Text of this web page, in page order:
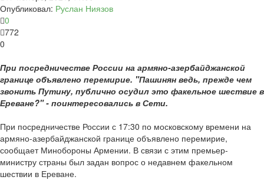
Опубликовал: Руслан Ниязов
0
772
0
При посредничестве России на армяно-азербайджанской
границе объявлено перемирие. "Пашинян ведь, прежде чем
звонить Путину, публично осудил это факельное шествие в
Ереване?" - поинтересовались в Сети.
При посредничестве России с 17:30 по московскому времени на
армяно-азербайджанской границе объявлено перемирие,
сообщает Минобороны Армении. В связи с этим премьер-
министру страны был задан вопрос о недавнем факельном
шествии в Ереване.